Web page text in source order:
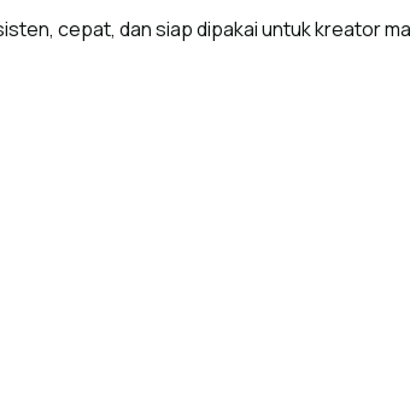
cepat, dan siap dipakai untuk kreator